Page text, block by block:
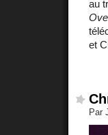
au
et
Par